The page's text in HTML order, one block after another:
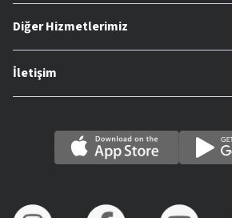
Diğer Hizmetlerimiz
İletişim